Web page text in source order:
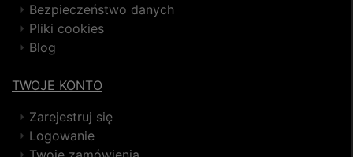
Bezpieczeństwo danych
Pliki cookies
Blog
TWOJE KONTO
Zarejestruj się
Logowanie